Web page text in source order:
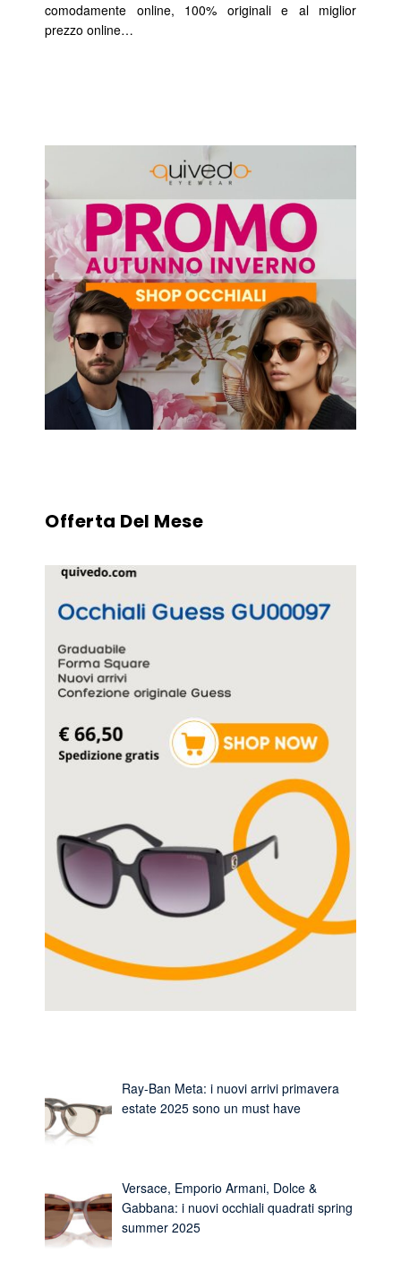
comodamente online, 100% originali e al miglior
prezzo online…
Offerta Del Mese
Ray-Ban Meta: i nuovi arrivi primavera
estate 2025 sono un must have
Versace, Emporio Armani, Dolce &
Gabbana: i nuovi occhiali quadrati spring
summer 2025